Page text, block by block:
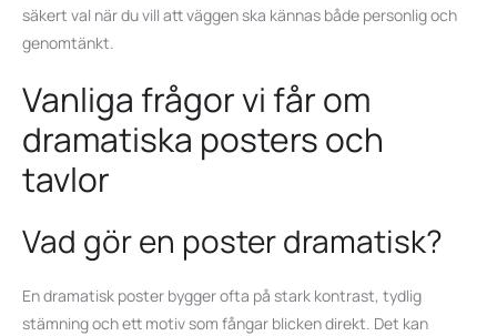
säkert val när du vill att väggen ska kännas både personlig och
genomtänkt.
Vanliga frågor vi får om
dramatiska posters och
tavlor
Vad gör en poster dramatisk?
En dramatisk poster bygger ofta på stark kontrast, tydlig
stämning och ett motiv som fångar blicken direkt. Det kan